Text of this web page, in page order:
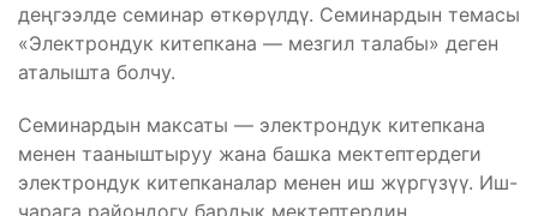
деңгээлде семинар өткөрүлдү. Семинардын темасы
«Электрондук китепкана — мезгил талабы» деген
аталышта болчу.
Семинардын максаты — электрондук китепкана
менен тааныштыруу жана башка мектептердеги
электрондук китепканалар менен иш жүргүзүү. Иш-
чарага райондогу бардык мектептердин